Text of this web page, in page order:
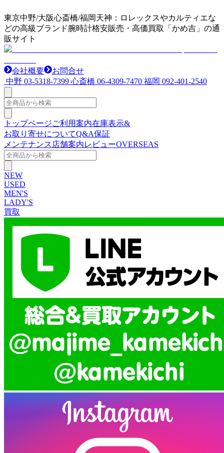
東京中野/大阪心斎橋/福岡天神：ロレックスやカルティエな
どの高級ブランド腕時計格安販売・高価買取「かめ吉」の通
販サイト
会社概要
お問合せ
中野 03-5318-7399 心斎橋 06-4309-7470 福岡 092-401-2540
トップページご利用案内在庫表示&
お取り寄せについてQ&A保証
メンテナンス 店舗案内レビューOVERSEAS
NEW
USED
MEN'S
LADY'S
買取